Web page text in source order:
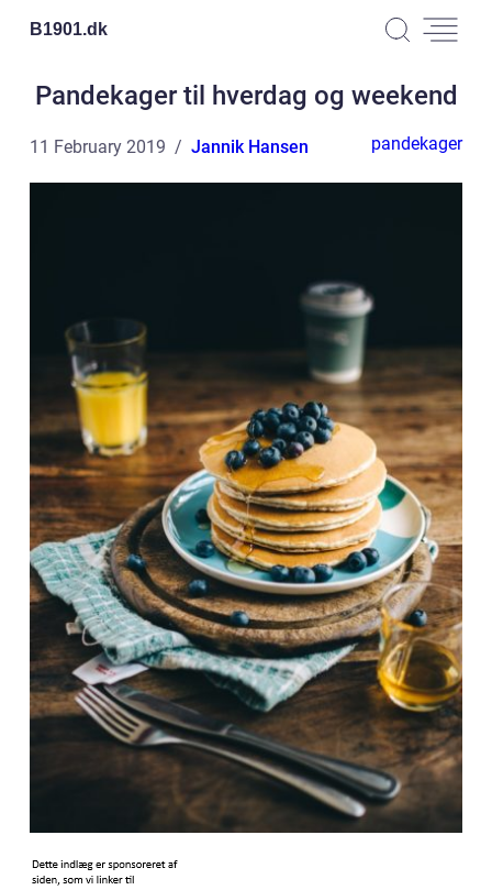
B1901.dk
Pandekager til hverdag og weekend
11 February 2019 Jannik Hansen pandekager